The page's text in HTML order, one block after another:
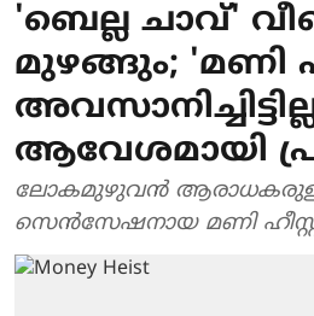
'ബെല്ല ചാവ്'
മുഴങ്ങും; 'മണി
ആവേശമായി
ലോകമുഴുവന്‍
സെന്‍സേഷനായ മണി